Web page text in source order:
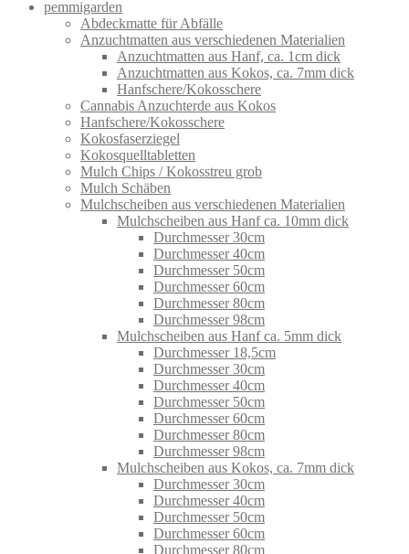
pemmigarden
Abdeckmatte für Abfälle
Anzuchtmatten aus verschiedenen Materialien
Anzuchtmatten aus Hanf, ca. 1cm dick
Anzuchtmatten aus Kokos, ca. 7mm dick
Hanfschere/Kokosschere
Cannabis Anzuchterde aus Kokos
Hanfschere/Kokosschere
Kokosfaserziegel
Kokosquelltabletten
Mulch Chips / Kokosstreu grob
Mulch Schäben
Mulchscheiben aus verschiedenen Materialien
Mulchscheiben aus Hanf ca. 10mm dick
Durchmesser 30cm
Durchmesser 40cm
Durchmesser 50cm
Durchmesser 60cm
Durchmesser 80cm
Durchmesser 98cm
Mulchscheiben aus Hanf ca. 5mm dick
Durchmesser 18,5cm
Durchmesser 30cm
Durchmesser 40cm
Durchmesser 50cm
Durchmesser 60cm
Durchmesser 80cm
Durchmesser 98cm
Mulchscheiben aus Kokos, ca. 7mm dick
Durchmesser 30cm
Durchmesser 40cm
Durchmesser 50cm
Durchmesser 60cm
Durchmesser 80cm